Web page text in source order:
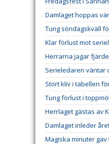
Damlaget hoppas
Tung söndagskväll
Klar förlust mot
Herrarna jagar
Serieledaren väntar
Stort kliv i tabellen
Tung förlust i
Herrlaget gästas av
Damlaget inleder
Magiska minuter